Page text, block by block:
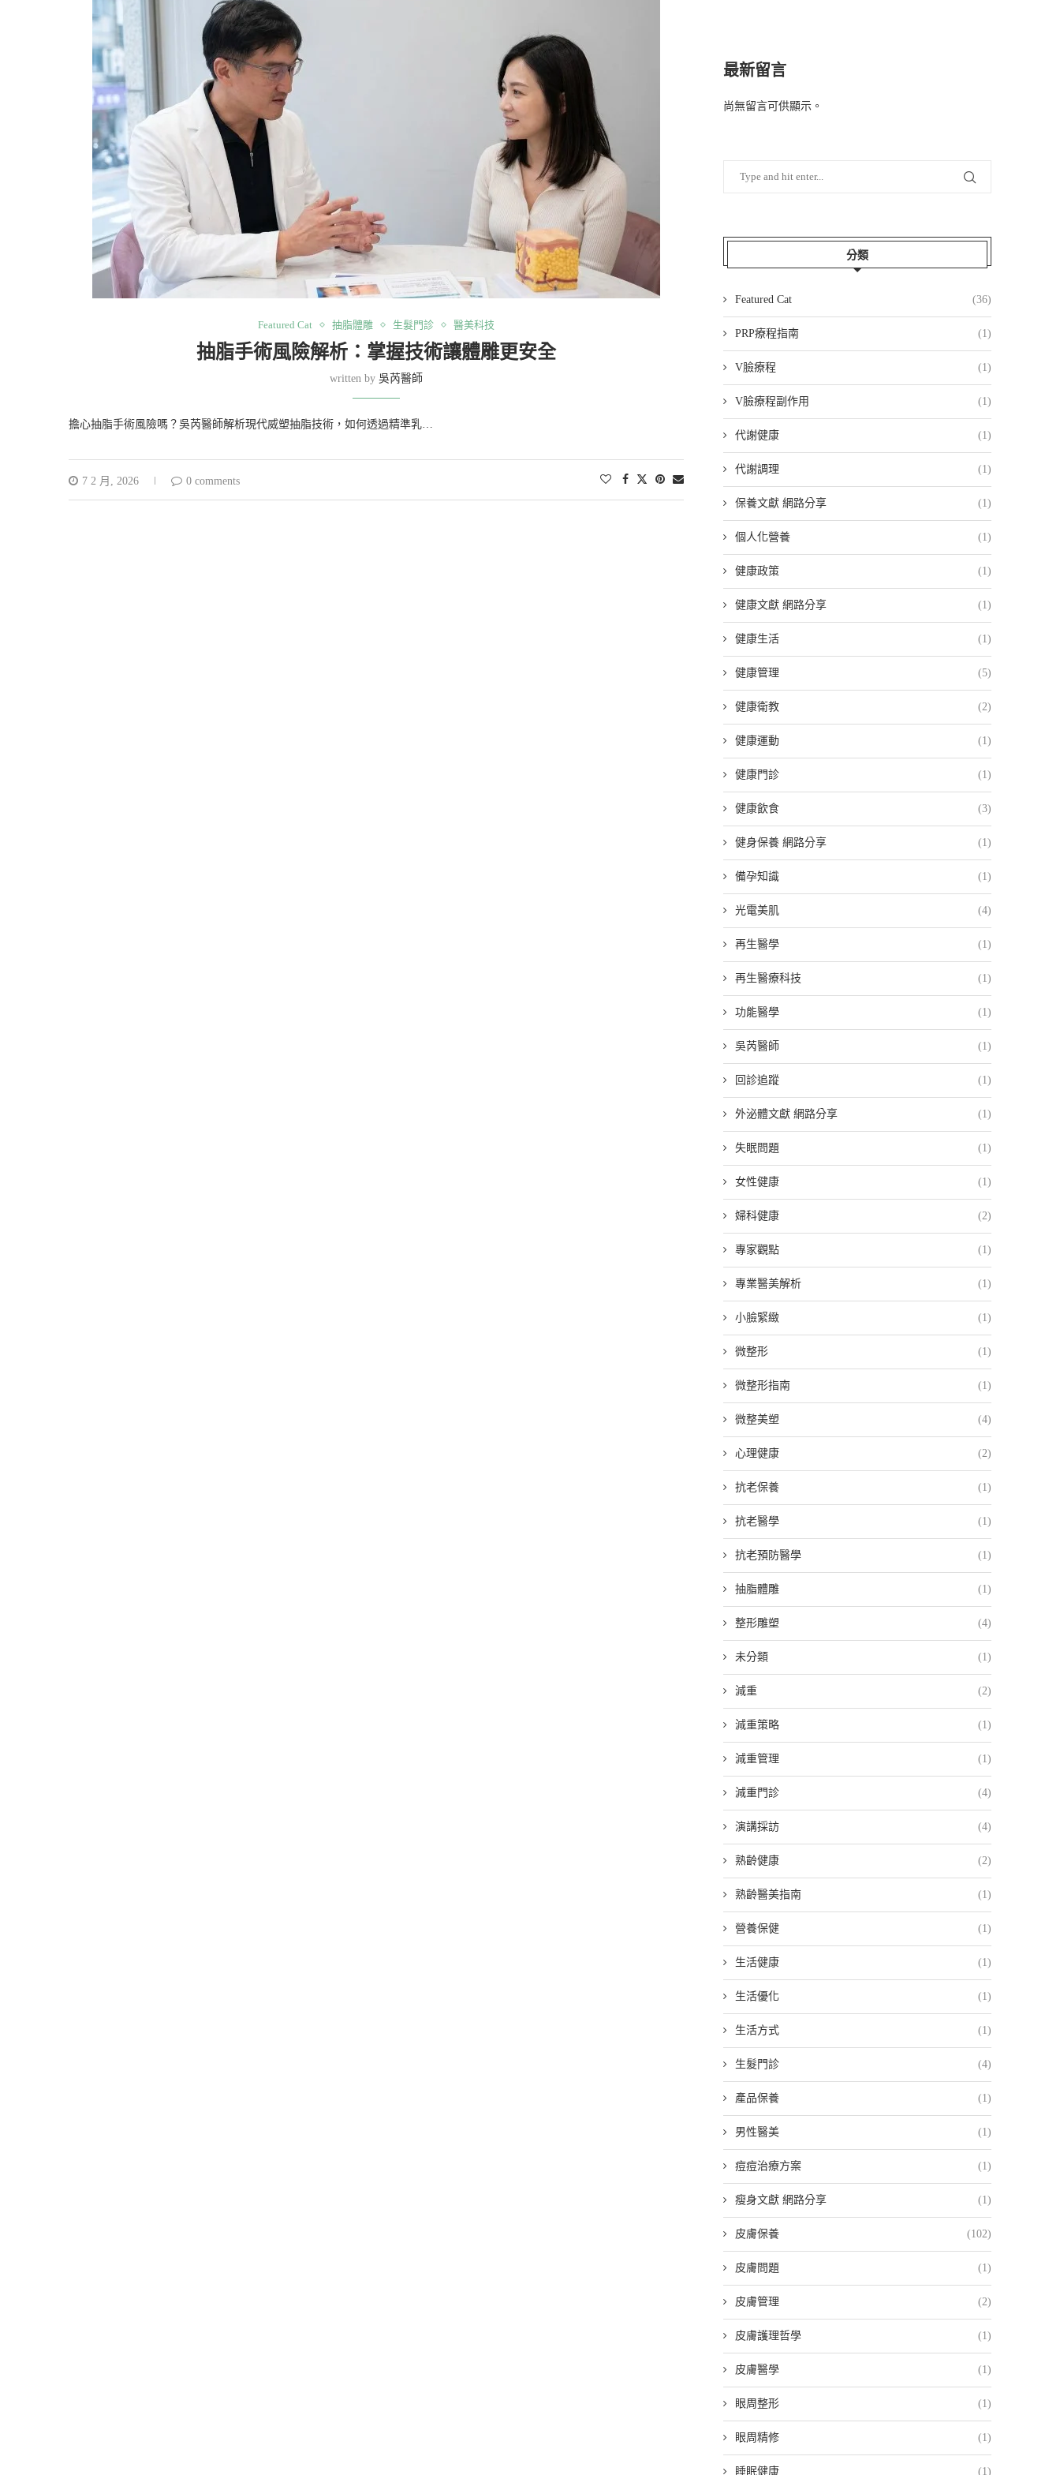
Featured Cat 抽脂體雕 生髮門診 醫美科技
抽脂手術風險解析：掌握技術讓體雕更安全
written by 吳芮醫師
擔心抽脂手術風險嗎？吳芮醫師解析現代威塑抽脂技術，如何透過精準乳…
7 2 月, 2026 0 comments
最新留言
尚無留言可供顯示。
分類
Featured Cat (36)
PRP療程指南 (1)
V臉療程 (1)
V臉療程副作用 (1)
代謝健康 (1)
代謝調理 (1)
保養文獻 網路分享 (1)
個人化營養 (1)
健康政策 (1)
健康文獻 網路分享 (1)
健康生活 (1)
健康管理 (5)
健康衛教 (2)
健康運動 (1)
健康門診 (1)
健康飲食 (3)
健身保養 網路分享 (1)
備孕知識 (1)
光電美肌 (4)
再生醫學 (1)
再生醫療科技 (1)
功能醫學 (1)
吳芮醫師 (1)
回診追蹤 (1)
外泌體文獻 網路分享 (1)
失眠問題 (1)
女性健康 (1)
婦科健康 (2)
專家觀點 (1)
專業醫美解析 (1)
小臉緊緻 (1)
微整形 (1)
微整形指南 (1)
微整美塑 (4)
心理健康 (2)
抗老保養 (1)
抗老醫學 (1)
抗老預防醫學 (1)
抽脂體雕 (1)
整形雕塑 (4)
未分類 (1)
減重 (2)
減重策略 (1)
減重管理 (1)
減重門診 (4)
演講採訪 (4)
熟齡健康 (2)
熟齡醫美指南 (1)
營養保健 (1)
生活健康 (1)
生活優化 (1)
生活方式 (1)
生髮門診 (4)
產品保養 (1)
男性醫美 (1)
痘痘治療方案 (1)
瘦身文獻 網路分享 (1)
皮膚保養 (102)
皮膚問題 (1)
皮膚管理 (2)
皮膚護理哲學 (1)
皮膚醫學 (1)
眼周整形 (1)
眼周精修 (1)
睡眠健康 (1)